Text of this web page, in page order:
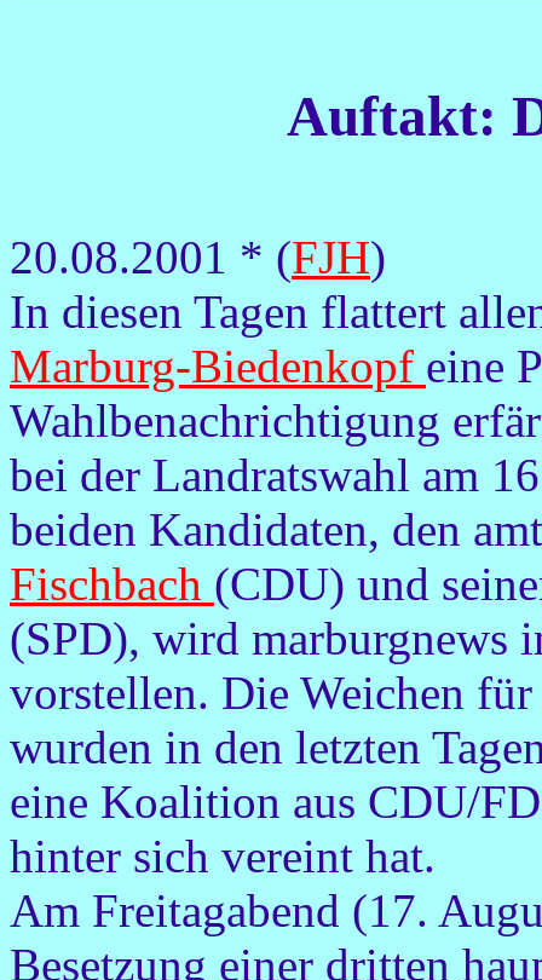
Auftakt:
20.08.2001 * (FJH)
In diesen Tagen flattert
Marburg-Biedenkopf eine
Wahlbenachrichtigung
bei der Landratswahl am
beiden Kandidaten, den
Fischbach (CDU) und
(SPD), wird marburgnews
vorstellen. Die Weichen
wurden in den letzten
eine Koalition aus CDU/
hinter sich vereint hat.
Am Freitagabend (17.
Besetzung einer dritten